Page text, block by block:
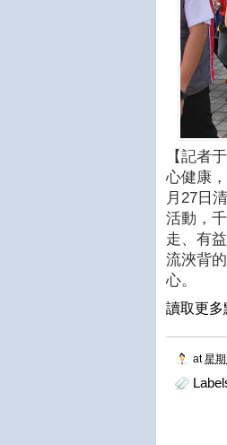
【記者
心健康
月27日
活動，
走、有
流浹背
心。
讀取更多
at星